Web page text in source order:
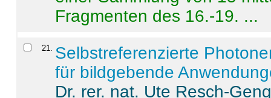
Fragmenten des 16.-19. ...
21
Selbstreferenzierte
für bildgebende
Dr. rer. nat. Ute Resch-